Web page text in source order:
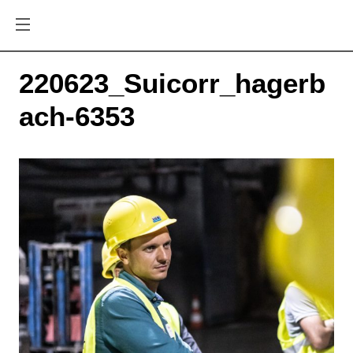
220623_Suicorr_hagerb
ach-6353